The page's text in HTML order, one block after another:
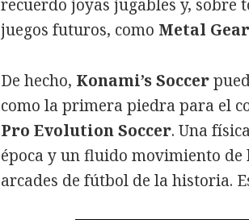
recuerdo joyas jugables y, sobre
juegos futuros, como Metal Gear
De hecho, Konami’s Soccer
como la primera piedra para el
Pro Evolution Soccer. Una
época y un fluido movimiento de
arcades de fútbol de la historia.